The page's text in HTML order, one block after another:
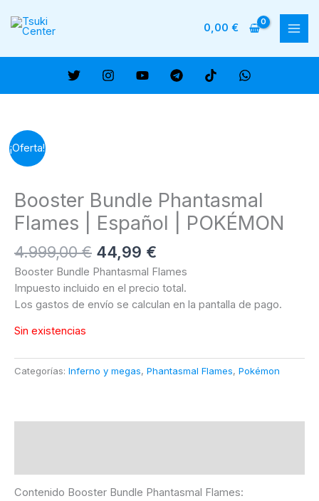
0,00 €
¡Oferta!
Booster Bundle Phantasmal
Flames | Español | POKÉMON
4.999,00€ El
precio
original
era:
44,99 €
precio
actual
es:
Booster Bundle Phantasmal Flames
Impuesto incluido en el precio total.
Los gastos de envío se calculan en la pantalla de pago.
Sin existencias
Categorías: Inferno y megas, Phantasmal Flames, Pokémon
Contenido Booster Bundle Phantasmal Flames: